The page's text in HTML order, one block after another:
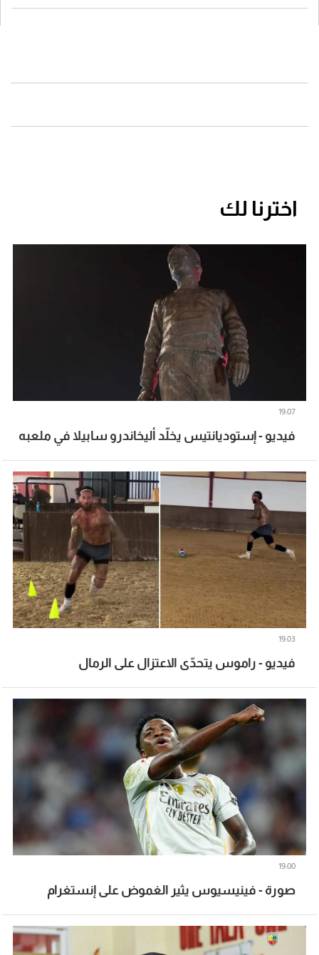
اخترنا لك
فيديو - إستوديانتيس يخلّد أليخاندرو سابيلا في ملعبه
19:07
فيديو - راموس يتحدّى الاعتزال على الرمال
19:03
صورة - فينيسيوس يثير الغموض على إنستغرام
19:00